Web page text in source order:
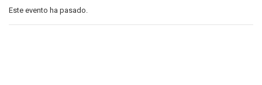
Este evento ha pasado.